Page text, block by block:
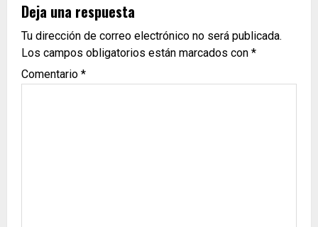
Deja una respuesta
Tu dirección de correo electrónico no será publicada.
Los campos obligatorios están marcados con *
Comentario *